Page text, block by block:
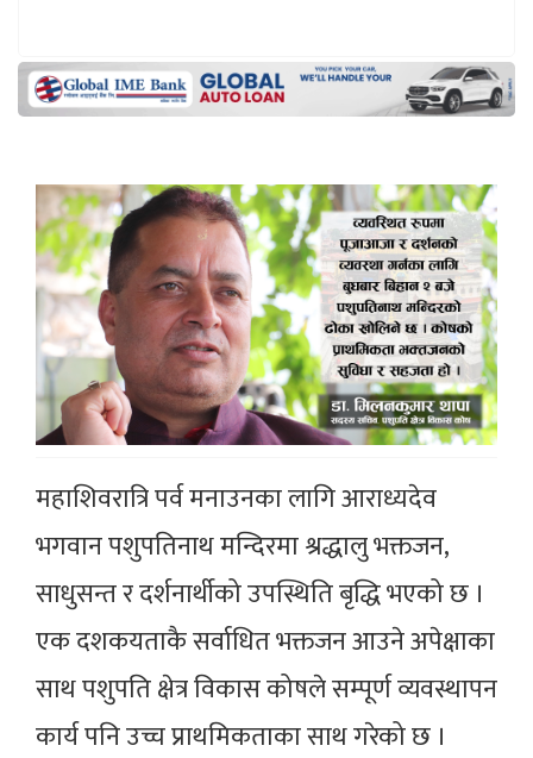
महाशिवरात्रि पर्व मनाउनका लागि आराध्यदेव
भगवान पशुपतिनाथ मन्दिरमा श्रद्धालु भक्तजन,
साधुसन्त र दर्शनार्थीको उपस्थिति बृद्धि भएको छ ।
एक दशकयताकै सर्वाधित भक्तजन आउने अपेक्षाका
साथ पशुपति क्षेत्र विकास कोषले सम्पूर्ण व्यवस्थापन
कार्य पनि उच्च प्राथमिकताका साथ गरेको छ ।